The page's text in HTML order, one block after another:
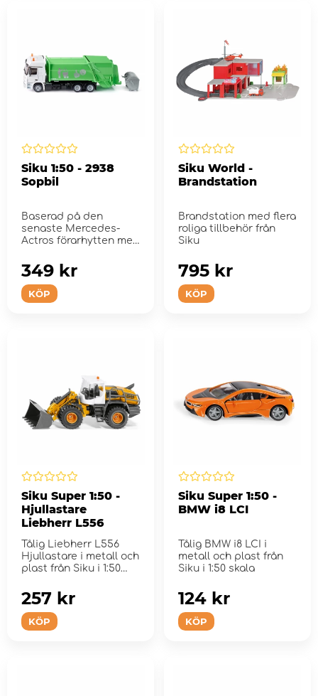
Siku 1:50 - 2938
Sopbil
Baserad på den
senaste Mercedes-
Actros förarhytten med
KÖP
349 kr
Siku World -
Brandstation
Brandstation med flera
roliga tillbehör från
Siku
KÖP
795 kr
Siku Super 1:50 -
Hjullastare
Liebherr L556
Tålig Liebherr L556
Hjullastare i metall och
plast från Siku i 1:50
KÖP
257 kr
Siku Super 1:50 -
BMW i8 LCI
Tålig BMW i8 LCI i
metall och plast från
Siku i 1:50 skala
KÖP
124 kr